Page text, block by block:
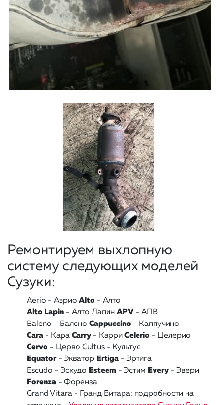
Ремонтируем выхлопную
систему следующих моделей
Сузуки:
Aerio - Аэрио Alto - Алто
Alto Lapin - Алто Лапин APV - АПВ
Baleno - Балено Cappuccino - Каппучино
Cara - Кара Carry - Карри Celerio - Целерио
Cervo - Церво Cultus - Культус
Equator- Экватор Ertiga - Эртига
Escudo - Эскудо Esteem - Эстим Every - Эвери
Forenza - Форенза
Grand Vitara - Гранд Витара: подробности на